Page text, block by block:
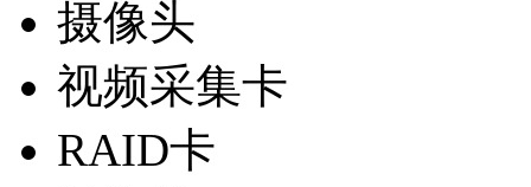
摄像头
视频采集卡
RAID卡